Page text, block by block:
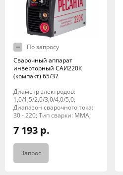
По запросу
Сварочный аппарат
инверторный САИ220К
(компакт) 65/37
Диаметр электродов:
1,0/1,5/2,0/3,0/4,0/5,0;
Диапазон сварочного тока:
30 - 220; Тип сварки: MMA;
7 193 р.
Запрос